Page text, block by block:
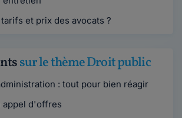
et prix des avocats ?
sur le thème Droit public
: tout pour bien réagir
appel d'offres